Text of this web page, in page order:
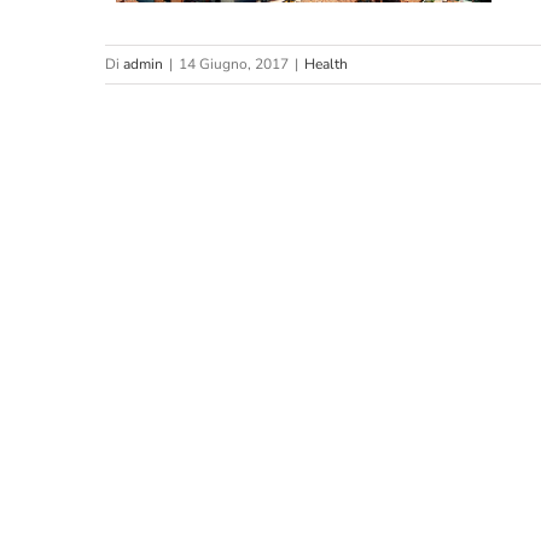
Di admin | 14 Giugno, 2017 | Health